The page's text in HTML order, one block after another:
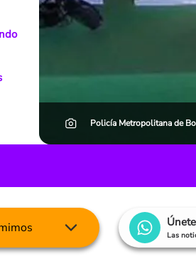
Policía Metropolitana de
Las